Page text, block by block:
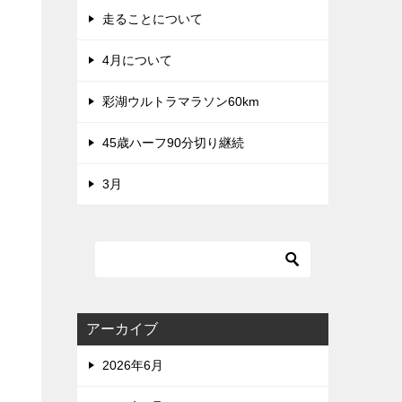
走ることについて
4月について
彩湖ウルトラマラソン60km
45歳ハーフ90分切り継続
3月
アーカイブ
2026年6月